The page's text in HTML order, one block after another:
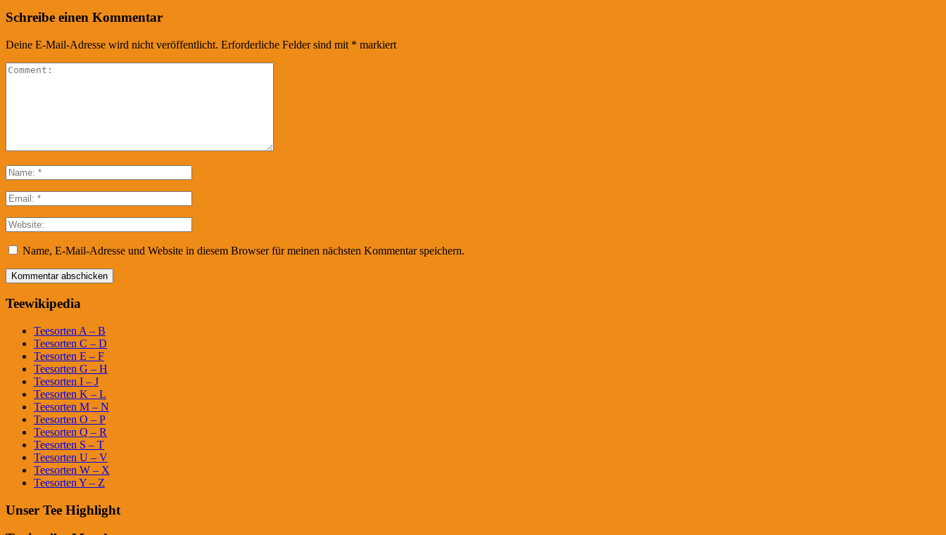
Schreibe einen Kommentar
Deine E-Mail-Adresse wird nicht veröffentlicht. Erforderliche Felder sind mit * markiert
Name, E-Mail-Adresse und Website in diesem Browser für meinen nächsten Kommentar speichern.
Teewikipedia
Teesorten A – B
Teesorten C – D
Teesorten E – F
Teesorten G – H
Teesorten I – J
Teesorten K – L
Teesorten M – N
Teesorten O – P
Teesorten Q – R
Teesorten S – T
Teesorten U – V
Teesorten W – X
Teesorten Y – Z
Unser Tee Highlight